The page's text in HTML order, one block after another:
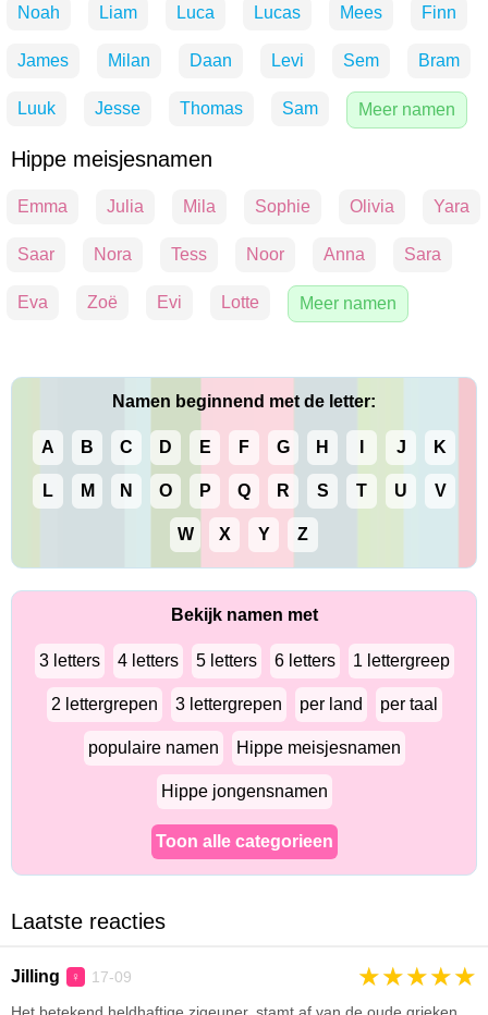
Noah Liam Luca Lucas Mees Finn
James Milan Daan Levi Sem Bram
Luuk Jesse Thomas Sam Meer namen
Hippe meisjesnamen
Emma Julia Mila Sophie Olivia Yara
Saar Nora Tess Noor Anna Sara
Eva Zoë Evi Lotte Meer namen
Namen beginnend met de letter:
A B C D E F G H J K
L M N O P Q R S T U V
W X Y Z
Bekijk namen met
3 letters 4 letters 5 letters 6 letters 1 lettergreep
2 lettergrepen 3 lettergrepen per land per taal
populaire namen Hippe meisjesnamen
Hippe jongensnamen
Toon alle categorieen
Laatste reacties
Jilling ♀ 17-09 ★★★★★